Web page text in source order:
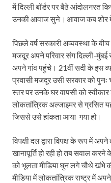
में दिल्ली बॉर्डर पर बैठे आंदोलनरत
उनकी आवाज सुने। आवाज कब शोर में
पिछले वर्ष सरकारी अव्यवस्था के
मजदूर अपने परिवार संग दिल्ली-
अपने गांव पहुंचे। 21वीं सदी के इस
प्रवासी मजदूर उसी सरकार को
स्तर पर उनके घर वापसी को
लोकतांत्रिक अल्जाइमर से ग्रसित
जिससे उसे हांकता आया गया हो।
विपक्षी दल द्वारा विपक्ष के रूप में
खानापूर्ति हो रही हो तब सवाल
को भूलता मीडिया घुन लगे चौथे खंभे
मीडिया में लोकतांत्रिक राष्ट्र में